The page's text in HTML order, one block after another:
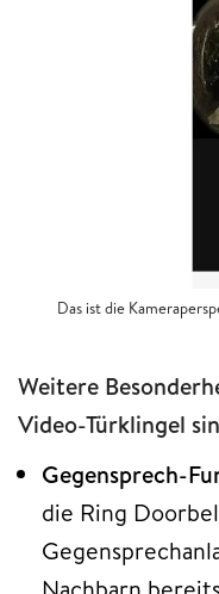
Das ist die
Weitere
Video-Türklingel
Gegensprech-
die Ring